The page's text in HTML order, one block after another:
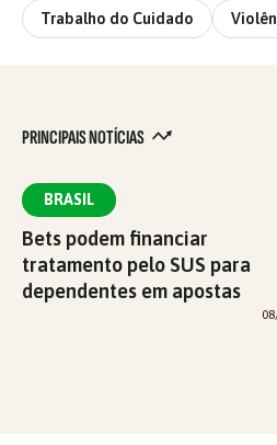
Trabalho do Cuidado
PRINCIPAIS NOTÍCIAS
BRASIL
Bets podem financiar
tratamento pelo SUS para
dependentes em apostas